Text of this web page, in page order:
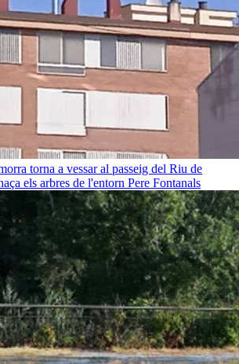
torna a vessar al passeig del Riu de
els arbres de l'entorn Pere Fontanals